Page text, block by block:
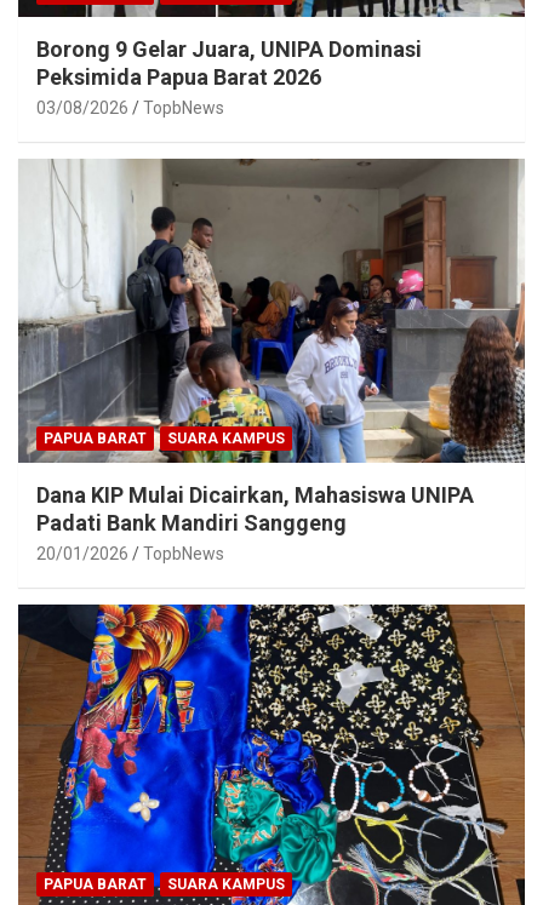
Borong 9 Gelar Juara, UNIPA Dominasi
Peksimida Papua Barat 2026
03/08/2026 TopbNews
PAPUA BARAT SUARA KAMPUS
Dana KIP Mulai Dicairkan, Mahasiswa UNIPA
Padati Bank Mandiri Sanggeng
20/01/2026 TopbNews
PAPUA BARAT SUARA KAMPUS